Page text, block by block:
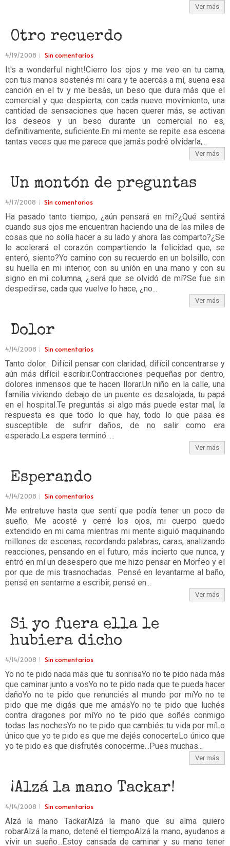
Ver más
Otro recuerdo
4/19/2008 Sin comentarios
It's a wonderful night!Cierro los ojos y me veo en tu cama,
con tus manos sostenés mi cara y te acercás a mí, suena esa
canción en el tv y me besás, un beso que dura más que el
comercial y que despierta, con cada nuevo movimiento, una
cantidad de sensaciones que hacen querer más, se activan
los deseos y un beso durante un comercial no es,
definitivamente, suficiente.En mi mente se repite esa escena
tantas veces que me parece que jamás podré olvidarla,...
Ver más
Un montón de preguntas
4/17/2008 Sin comentarios
Ha pasado tanto tiempo, ¿aún pensará en mí?¿Qué sentirá
cuando sus ojos me encuentran haciendo una de las miles de
cosas que no solía hacer a su lado y ahora las comparto?¿Se
le acelerará el corazón compartiendo la felicidad que, se
enteró, siento?Yo camino con su recuerdo en un bolsillo, con
su huella en mi interior, con su unión en una mano y con su
signo en mi columna, ¿será que se olvidó de mí?Se fue sin
despedirse, cada que vuelve lo hace, ¿no...
Ver más
Dolor
4/14/2008 Sin comentarios
Tanto dolor. Difícil pensar con claridad, difícil concentrarse y
aún más difícil escribir.Contracciones pequeñas por dentro,
dolores inmensos que te hacen llorar.Un niño en la calle, una
familia viviendo debajo de un puente es desalojada, tu papá
en el hospital.Te preguntás si algo más puede estar mal, la
respuesta es que todo lo que hay, todo lo que pasa es
susceptible de sufrir daños, de no salir como era
esperado.La espera terminó. ...
Ver más
Esperando
4/14/2008 Sin comentarios
Me entretuve hasta que sentí que podía tener un poco de
sueño. Me acosté y cerré los ojos, mi cuerpo quedo
extendido en mi cama mientras mi mente siguió maquinando
millones de escenas, recordando palabras, caras, analizando
reacciones, pensando en el futuro, más incierto que nunca, y
entró en mí un desespero que me hizo pensar en Morfeo y el
por que de mis trasnochadas. Pensé en levantarme al baño,
pensé en sentarme a escribir, pensé en...
Ver más
Si yo fuera ella le
hubiera dicho
4/14/2008 Sin comentarios
Yo no te pido nada más que tu sonrisaYo no te pido nada más
que caminar junto a vosYo no te pido nada que te pueda hacer
dañoYo no te pido que renunciés al mundo por míYo no te
pido que me digás que me amásYo no te pido que luchés
contra dragones por míYo no te pido que soñés conmigo
todas las nochesYo no te pido que cambiés tu vida por míLo
único que yo te pido es que me dejés conocerteLo único que
yo te pido es que disfrutés conocerme...Pues muchas...
Ver más
¡Alzá la mano Tackar!
4/14/2008 Sin comentarios
Alzá la mano TackarAlzá la mano que su alma quiero
robarAlzá la mano, detené el tiempoAlzá la mano, ayudanos a
vivir un sueño...Estoy cansada de caminar y su mano tener